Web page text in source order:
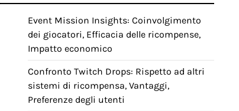
Event Mission Insights: Coinvolgimento
dei giocatori, Efficacia delle ricompense,
Impatto economico
Confronto Twitch Drops: Rispetto ad altri
sistemi di ricompensa, Vantaggi,
Preferenze degli utenti